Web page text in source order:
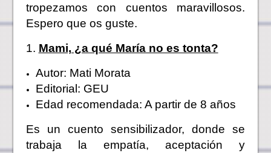
tropezamos con cuentos maravillosos.
Espero que os guste.
1. Mami, ¿a qué María no es tonta?
Autor: Mati Morata
Editorial: GEU
Edad recomendada: A partir de 8 años
Es un cuento sensibilizador, donde se
trabaja la empatía, aceptación y